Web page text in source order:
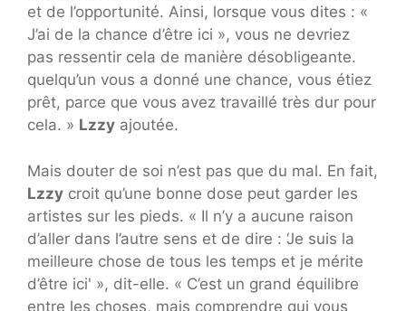
et de l’opportunité. Ainsi, lorsque vous dites : «
J’ai de la chance d’être ici », vous ne devriez
pas ressentir cela de manière désobligeante.
quelqu’un vous a donné une chance, vous étiez
prêt, parce que vous avez travaillé très dur pour
cela. » Lzzy ajoutée.
Mais douter de soi n’est pas que du mal. En fait,
Lzzy croit qu’une bonne dose peut garder les
artistes sur les pieds. « Il n’y a aucune raison
d’aller dans l’autre sens et de dire : ‘Je suis la
meilleure chose de tous les temps et je mérite
d’être ici' », dit-elle. « C’est un grand équilibre
entre les choses, mais comprendre qui vous